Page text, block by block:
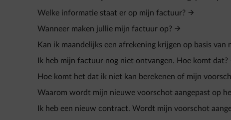
Welke informatie staat er op mijn factuur?
Wanneer maken jullie mijn factuur op?
Kan ik maandelijks een afrekening krijgen op basis
Ik heb mijn factuur nog niet ontvangen. Hoe komt dat?
Hoe komt het dat ik niet kan berekenen of mijn
Waarom wordt mijn nieuwe voorschot aangepast op
Ik heb een nieuw contract. Wordt mijn voorschot